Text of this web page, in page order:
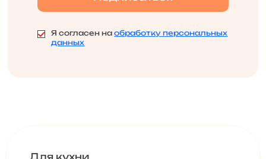
Я согласен наобработку персональных
данных